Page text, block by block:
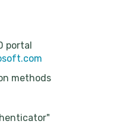
portal
methods